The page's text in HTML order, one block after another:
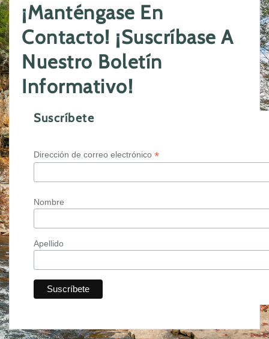
¡Manténgase En
Contacto! ¡Suscríbase A
Nuestro Boletín
Informativo!
Suscríbete
Dirección de correo electrónico *
Nombre
Apellido